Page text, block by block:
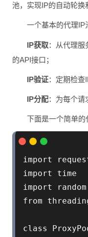
池，实现IP的自动轮换
一个基本的代理IP
IP获取：从代理服
的API接口；
IP验证：定期检查
IP分配：为每个请
下面是一个简单的
import
import time
import random
from
class